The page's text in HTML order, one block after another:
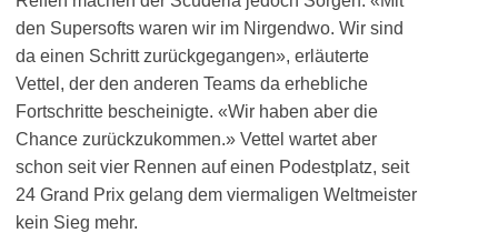
den Supersofts waren wir im Nirgendwo. Wir sind
da einen Schritt zurückgegangen», erläuterte
Vettel, der den anderen Teams da erhebliche
Fortschritte bescheinigte. «Wir haben aber die
Chance zurückzukommen.» Vettel wartet aber
schon seit vier Rennen auf einen Podestplatz, seit
24 Grand Prix gelang dem viermaligen Weltmeister
kein Sieg mehr.